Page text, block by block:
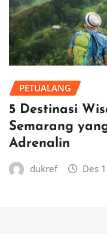
PETUALANG
5 Destinasi
Semarang
Adrenalin
dukref Des